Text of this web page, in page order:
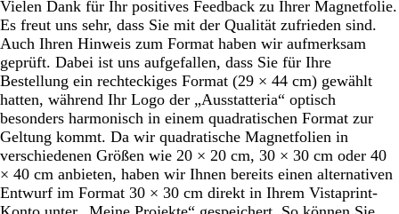
Vielen Dank für Ihr positives Feedback zu Ihrer Magnetfolie.
Es freut uns sehr, dass Sie mit der Qualität zufrieden sind.
Auch Ihren Hinweis zum Format haben wir aufmerksam
geprüft. Dabei ist uns aufgefallen, dass Sie für Ihre
Bestellung ein rechteckiges Format (29 × 44 cm) gewählt
hatten, während Ihr Logo der „Ausstatteria“ optisch
besonders harmonisch in einem quadratischen Format zur
Geltung kommt. Da wir quadratische Magnetfolien in
verschiedenen Größen wie 20 × 20 cm, 30 × 30 cm oder 40
× 40 cm anbieten, haben wir Ihnen bereits einen alternativen
Entwurf im Format 30 × 30 cm direkt in Ihrem Vistaprint-